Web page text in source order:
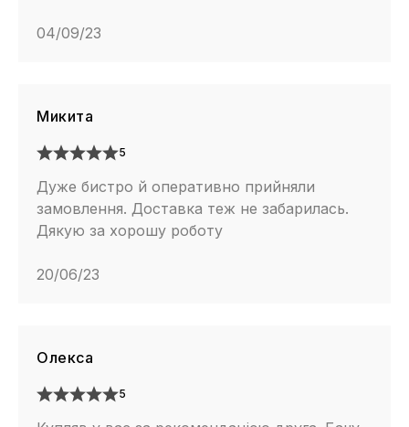
04/09/23
Микита
5
Дуже бистро й оперативно прийняли
замовлення. Доставка теж не забарилась.
Дякую за хорошу роботу
20/06/23
Олекса
5